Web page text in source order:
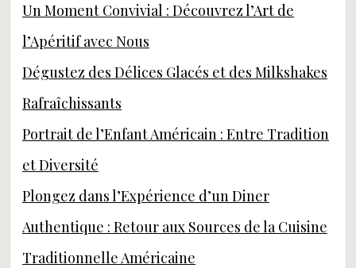
Un Moment Convivial : Découvrez l’Art de
l’Apéritif avec Nous
Dégustez des Délices Glacés et des Milkshakes
Rafraîchissants
Portrait de l’Enfant Américain : Entre Tradition
et Diversité
Plongez dans l’Expérience d’un Diner
Authentique : Retour aux Sources de la Cuisine
Traditionnelle Américaine